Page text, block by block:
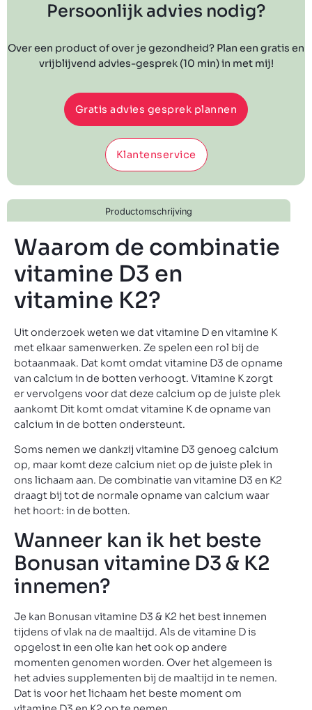
Persoonlijk advies nodig?
Over een product of over je gezondheid? Plan een gratis en
vrijblijvend advies-gesprek (10 min) in met mij!
Gratis advies gesprek plannen
Klantenservice
Productomschrijving
Waarom de combinatie
vitamine D3 en
vitamine K2?
Uit onderzoek weten we dat vitamine D en vitamine K
met elkaar samenwerken. Ze spelen een rol bij de
botaanmaak. Dat komt omdat vitamine D3 de opname
van calcium in de botten verhoogt. Vitamine K zorgt
er vervolgens voor dat deze calcium op de juiste plek
aankomt Dit komt omdat vitamine K de opname van
calcium in de botten ondersteunt.
Soms nemen we dankzij vitamine D3 genoeg calcium
op, maar komt deze calcium niet op de juiste plek in
ons lichaam aan. De combinatie van vitamine D3 en K2
draagt bij tot de normale opname van calcium waar
het hoort: in de botten.
Wanneer kan ik het beste
Bonusan vitamine D3 & K2
innemen?
Je kan Bonusan vitamine D3 & K2 het best innemen
tijdens of vlak na de maaltijd. Als de vitamine D is
opgelost in een olie kan het ook op andere
momenten genomen worden. Over het algemeen is
het advies supplementen bij de maaltijd in te nemen.
Dat is voor het lichaam het beste moment om